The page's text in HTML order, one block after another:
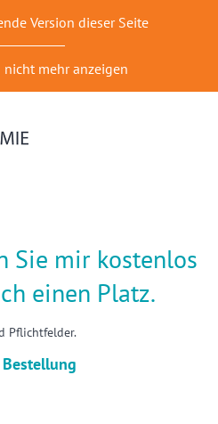
Version dieser Seite
mehr anzeigen
Sie mir kostenlos
einen Platz.
Pflichtfelder.